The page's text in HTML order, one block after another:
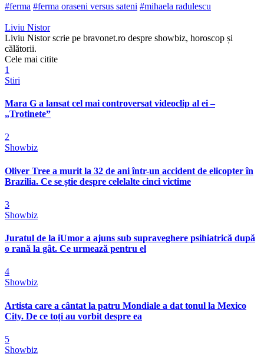
#ferma #ferma oraseni versus sateni #mihaela radulescu
Liviu Nistor
Liviu Nistor scrie pe bravonet.ro despre showbiz, horoscop și
călătorii.
Cele mai citite
1
Stiri
Mara G a lansat cel mai controversat videoclip al ei –
„Trotinete”
2
Showbiz
Oliver Tree a murit la 32 de ani într-un accident de elicopter în
Brazilia. Ce se știe despre celelalte cinci victime
3
Showbiz
Juratul de la iUmor a ajuns sub supraveghere psihiatrică după
o rană la gât. Ce urmează pentru el
4
Showbiz
Artista care a cântat la patru Mondiale a dat tonul la Mexico
City. De ce toți au vorbit despre ea
5
Showbiz